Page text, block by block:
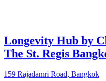
Longevity Hub by
The St. Regis
159 Rajadamri Road, Bangkok